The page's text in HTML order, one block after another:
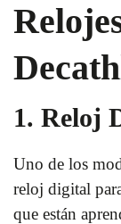
1. Reloj
Uno de los
reloj digital
que están